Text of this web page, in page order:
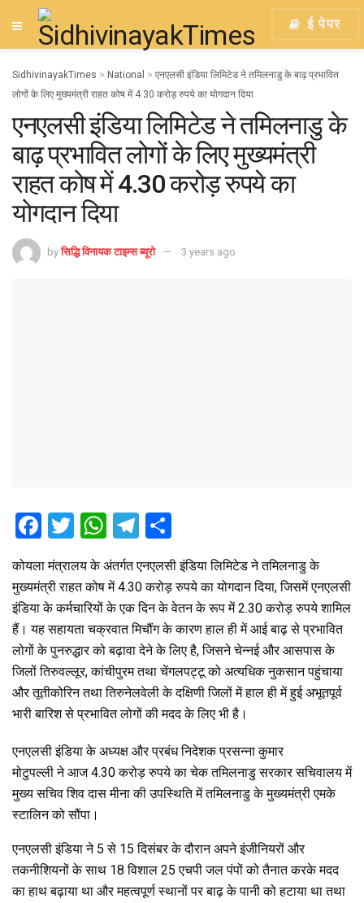
ई पेपर
SidhivinayakTimes > National > एनएलसी इंडिया लिमिटेड ने तमिलनाडु के बाढ़ प्रभावित
लोगों के लिए मुख्यमंत्री राहत कोष में 4.30 करोड़ रुपये का योगदान दिया
एनएलसी इंडिया लिमिटेड ने तमिलनाडु के
बाढ़ प्रभावित लोगों के लिए मुख्यमंत्री
राहत कोष में 4.30 करोड़ रुपये का
योगदान दिया
by सिद्धि विनायक टाइम्स ब्यूरो 3 years ago
F
a
ce
b
o
o
k
T
wi
tt
er
W
h
at
s
A
p
p
T
e
gr
a
m
h
ar
e
कोयला मंत्रालय के अंतर्गत एनएलसी इंडिया लिमिटेड ने तमिलनाडु के
मुख्यमंत्री राहत कोष में 4.30 करोड़ रुपये का योगदान दिया, जिसमें एनएलसी
इंडिया के कर्मचारियों के एक दिन के वेतन के रूप में 2.30 करोड़ रुपये शामिल
हैं। यह सहायता चक्रवात मिचौंग के कारण हाल ही में आई बाढ़ से प्रभावित
लोगों के पुनरुद्धार को बढ़ावा देने के लिए है, जिसने चेन्नई और आसपास के
जिलों तिरुवल्लूर, कांचीपुरम तथा चेंगलपट्टू को अत्यधिक नुकसान पहुंचाया
और तूतीकोरिन तथा तिरुनेलवेली के दक्षिणी जिलों में हाल ही में हुई अभूतपूर्व
भारी बारिश से प्रभावित लोगों की मदद के लिए भी है।
एनएलसी इंडिया के अध्यक्ष और प्रबंध निदेशक प्रसन्ना कुमार
मोटुपल्ली ने आज 4.30 करोड़ रुपये का चेक तमिलनाडु सरकार सचिवालय में
मुख्य सचिव शिव दास मीना की उपस्थिति में तमिलनाडु के मुख्यमंत्री एमके
स्टालिन को सौंपा।
एनएलसी इंडिया ने 5 से 15 दिसंबर के दौरान अपने इंजीनियरों और
तकनीशियनों के साथ 18 विशाल 25 एचपी जल पंपों को तैनात करके मदद
का हाथ बढ़ाया था और महत्वपूर्ण स्थानों पर बाढ़ के पानी को हटाया था तथा